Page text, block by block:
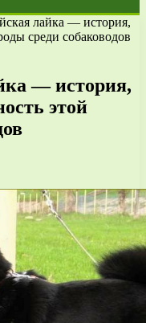
лайка — история,
среди собаководов
— история,
этой